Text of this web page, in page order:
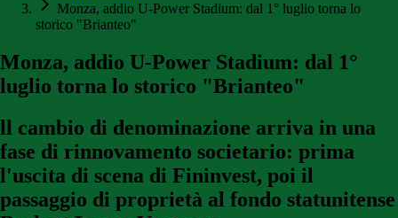
Monza, addio U-Power Stadium: dal 1° luglio torna lo
storico "Brianteo"
Monza, addio U-Power Stadium: dal 1°
luglio torna lo storico "Brianteo"
ll cambio di denominazione arriva in una
fase di rinnovamento societario: prima
l'uscita di scena di Fininvest, poi il
passaggio di proprietà al fondo statunitense